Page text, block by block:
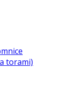
torami)